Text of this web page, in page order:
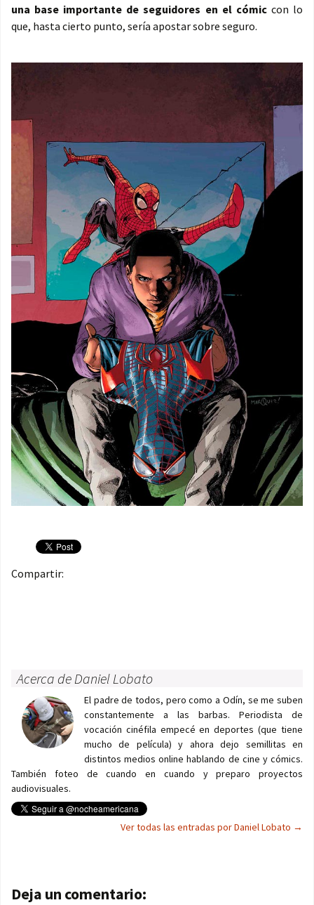
una base importante de seguidores en el cómiccon lo
que, hasta cierto punto, sería apostar sobre seguro.
Compartir:
Acerca de Daniel Lobato
El padre de todos, pero como a Odín, se me suben
constantemente a las barbas. Periodista de
vocación cinéfila empecé en deportes (que tiene
mucho de película) y ahora dejo semillitas en
distintos medios online hablando de cine y cómics.
También foteo de cuando en cuando y preparo proyectos
audiovisuales.
Ver todas las entradas por Daniel Lobato →
Navegación de entradas
Deja un comentario: